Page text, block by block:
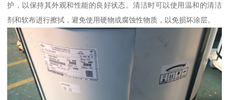
护，以保持其外观和性能的良好状态。清洁时可以使用温和的清洁
剂和软布进行擦拭，避免使用硬物或腐蚀性物质，以免损坏涂层。